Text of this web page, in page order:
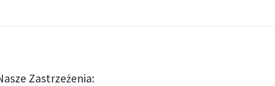
Zastrzeżenia: